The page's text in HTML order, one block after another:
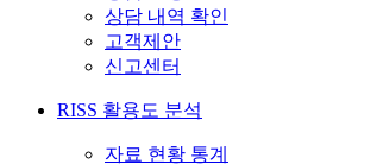
상담 내역 확인
고객제안
신고센터
RISS 활용도 분석
자료 현황 통계